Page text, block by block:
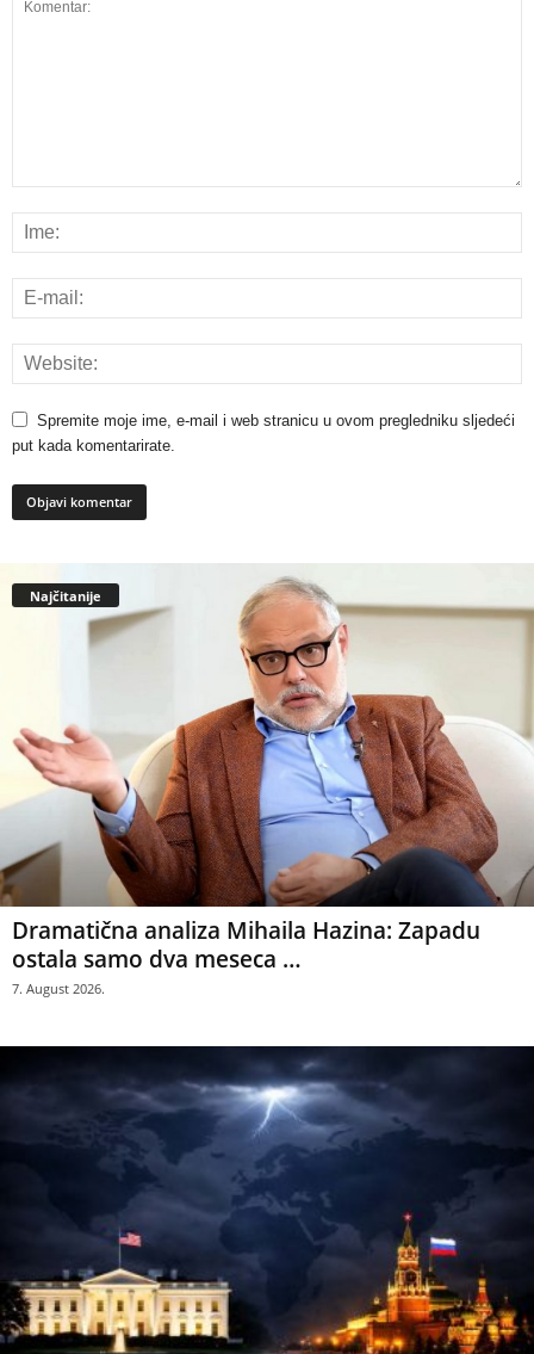
Spremite moje ime, e-mail i web stranicu u ovom pregledniku sljedeći
put kada komentarirate.
Najčitanije
Dramatična analiza Mihaila Hazina: Zapadu
ostala samo dva meseca …
7. August 2026.